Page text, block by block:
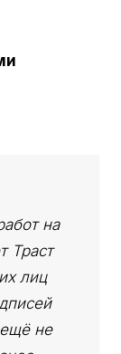
на
Траст
лиц
не